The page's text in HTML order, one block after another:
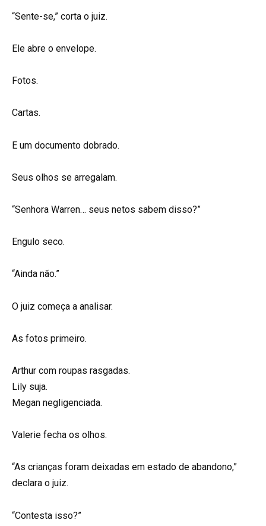
“Sente-se,” corta o juiz.
Ele abre o envelope.
Fotos.
Cartas.
E um documento dobrado.
Seus olhos se arregalam.
“Senhora Warren… seus netos sabem disso?”
Engulo seco.
“Ainda não.”
O juiz começa a analisar.
As fotos primeiro.
Arthur com roupas rasgadas.
Lily suja.
Megan negligenciada.
Valerie fecha os olhos.
“As crianças foram deixadas em estado de abandono,”
declara o juiz.
“Contesta isso?”